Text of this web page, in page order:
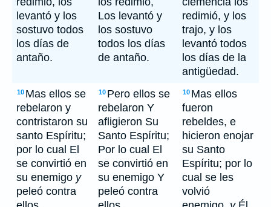
levantó y los
sostuvo todos
los días de
antaño.
Los levantó y
los sostuvo
todos los días
de antaño.
redimió, y los
trajo, y los
levantó todos
los días de la
antigüedad.
10 Mas ellos se
rebelaron y
contristaron su
santo Espíritu;
por lo cual El
se convirtió en
su enemigo y
peleó contra
10 Pero ellos se
rebelaron Y
afligieron Su
Santo Espíritu;
Por lo cual El
se convirtió en
su enemigo Y
peleó contra
10 Mas ellos
fueron
rebeldes, e
hicieron enojar
su Santo
Espíritu; por lo
cual se les
volvió